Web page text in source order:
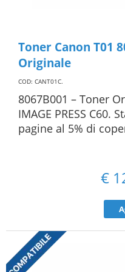
Toner Canon T01
Originale
COD: CANT01C.
8067B001 – Toner
IMAGE PRESS C60.
pagine al 5% di
€